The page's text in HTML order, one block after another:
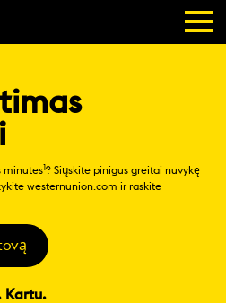
minutes1? Siųskite pinigus greitai nuvykę
westernunion.com ir raskite
Kartu.